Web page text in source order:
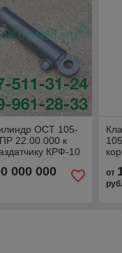
ОСТ 105-
22.00.000 к
КРФ-10
000 000 от